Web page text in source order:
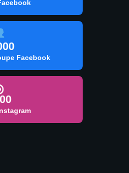
Facebook